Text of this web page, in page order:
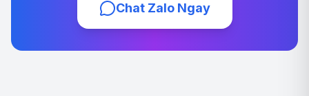
Chat Zalo Ngay